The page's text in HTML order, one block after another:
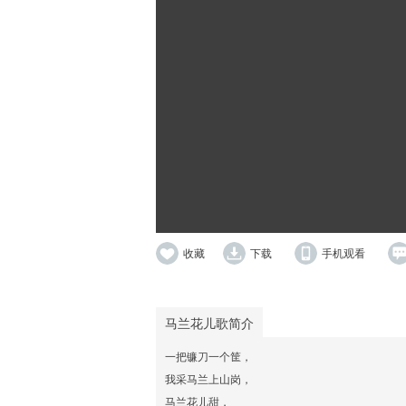
收藏 下载 手机观看
马兰花儿歌简介
一把镰刀一个筐，
我采马兰上山岗，
马兰花儿甜，